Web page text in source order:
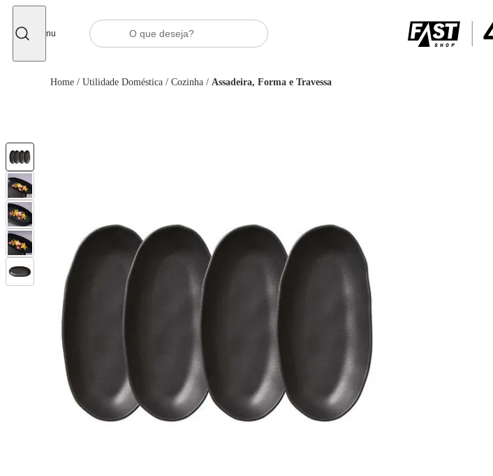
Menu
Home / Utilidade Doméstica / Cozinha / Assadeira, Forma e Travessa